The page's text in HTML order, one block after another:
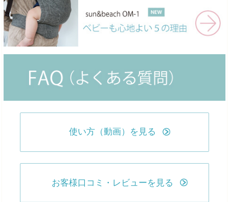
使い方（動画）を見る
お客様口コミ・レビューを見る